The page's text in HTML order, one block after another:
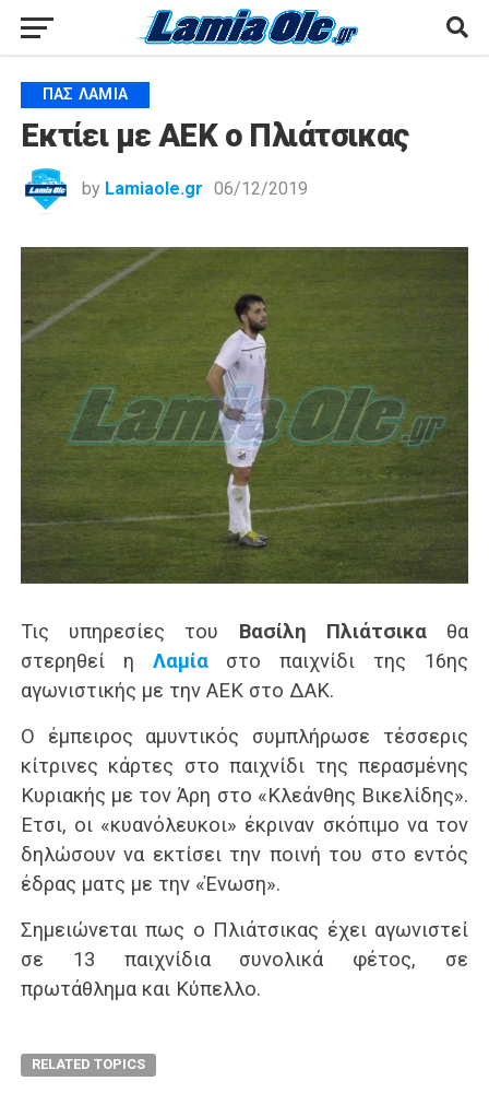
ΠΑΣ ΛΑΜΊΑ
Εκτίει με ΑΕΚ ο Πλιάτσικας
by Lamiaole.gr 06/12/2019
Τις υπηρεσίες του Βασίλη Πλιάτσικα θα
στερηθεί η Λαμίαστο παιχνίδι της 16ης
αγωνιστικής με την ΑΕΚ στο ΔΑΚ.
Ο έμπειρος αμυντικός συμπλήρωσε τέσσερις
κίτρινες κάρτες στο παιχνίδι της περασμένης
Κυριακής με τον Άρη στο «Κλεάνθης Βικελίδης».
Έτσι, οι «κυανόλευκοι» έκριναν σκόπιμο να τον
δηλώσουν να εκτίσει την ποινή του στο εντός
έδρας ματς με την «Ένωση».
Σημειώνεται πως ο Πλιάτσικας έχει αγωνιστεί
σε 13 παιχνίδια συνολικά φέτος, σε
πρωτάθλημα και Κύπελλο.
RELATED TOPICS